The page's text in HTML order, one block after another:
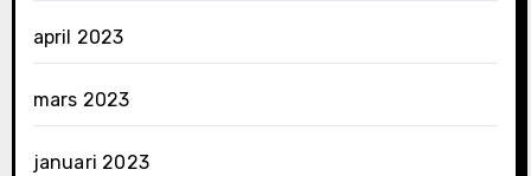
april 2023
mars 2023
januari 2023